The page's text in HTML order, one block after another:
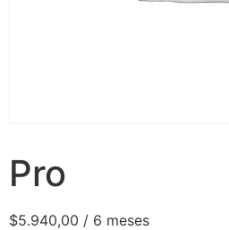
Pro
$5.940,00 / 6 meses